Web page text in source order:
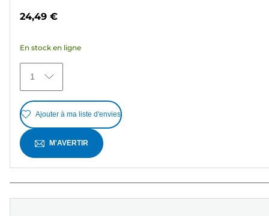
5
5
avis
24,49 €
En stock en ligne
1
Ajouter à ma liste d'envies
M'AVERTIR